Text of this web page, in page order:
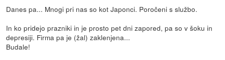
Danes pa... Mnogi pri nas so kot Japonci. Poročeni s službo.
In ko pridejo prazniki in je prosto pet dni zapored, pa so v šoku in
depresiji. Firma pa je (žal) zaklenjena...
Budale!